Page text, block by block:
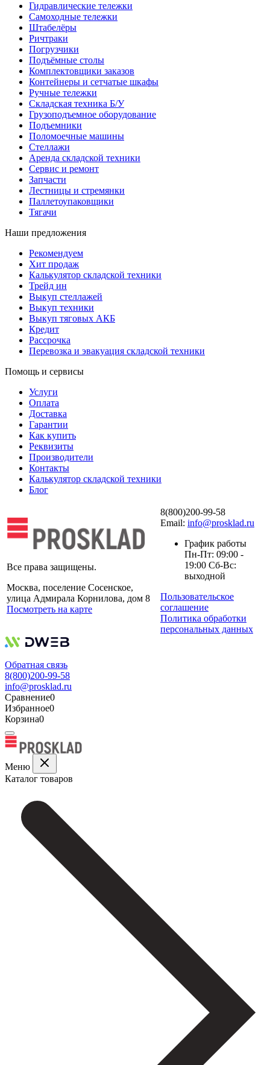
Гидравлические тележки
Самоходные тележки
Штабелёры
Ричтраки
Погрузчики
Подъёмные столы
Комплектовщики заказов
Контейнеры и сетчатые шкафы
Ручные тележки
Складская техника Б/У
Грузоподъемное оборудование
Подъемники
Поломоечные машины
Стеллажи
Аренда складской техники
Сервис и ремонт
Запчасти
Лестницы и стремянки
Паллетоупаковщики
Тягачи
Наши предложения
Рекомендуем
Хит продаж
Калькулятор складской техники
Трейд ин
Выкуп стеллажей
Выкуп техники
Выкуп тяговых АКБ
Кредит
Рассрочка
Перевозка и эвакуация складской техники
Помощь и сервисы
Услуги
Оплата
Доставка
Гарантии
Как купить
Реквизиты
Производители
Контакты
Калькулятор складской техники
Блог
Все права защищены.
Москва, поселение Сосенское,
улица Адмирала Корнилова, дом 8
Посмотреть на карте
8(800)200-99-58
Email: info@prosklad.ru
График работы
Пн-Пт: 09:00 -
19:00 Сб-Вс:
выходной
Пользовательское
соглашение
Политика обработки
персональных данных
Обратная связь
8(800)200-99-58
info@prosklad.ru
Сравнение0
Избранное0
Корзина0
Меню
Каталог товаров